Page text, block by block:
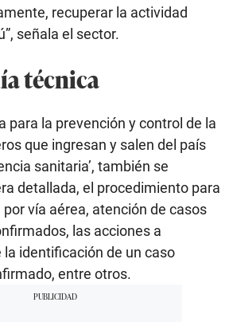
recuperar la actividad
señala el sector.
técnica
para la prevención y control de la
que ingresan y salen del país
sanitaria’, también se
detallada, el procedimiento para
vía aérea, atención de casos
las acciones a
identificación de un caso
entre otros.